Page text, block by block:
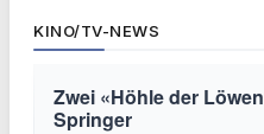
KINO/TV-NEWS
Zwei «Höhle der
Springer